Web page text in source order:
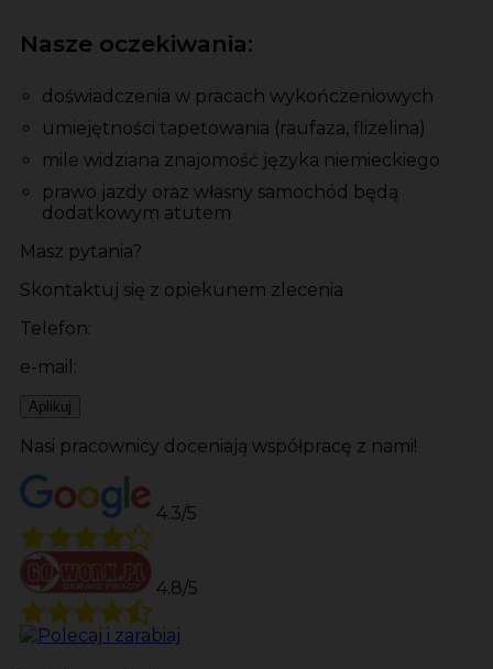
Nasze oczekiwania:
doświadczenia w pracach wykończeniowych
umiejętności tapetowania (raufaza, flizelina)
mile widziana znajomość języka niemieckiego
prawo jazdy oraz własny samochód będą
dodatkowym atutem
Masz pytania?
Skontaktuj się z opiekunem zlecenia
Telefon:
e-mail:
Aplikuj
Nasi pracownicy doceniają współpracę z nami!
4.3/5
4.8/5